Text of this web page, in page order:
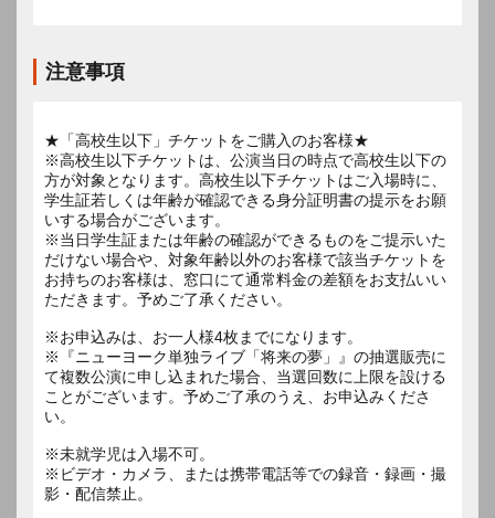
注意事項
★「高校生以下」チケットをご購入のお客様★
※高校生以下チケットは、公演当日の時点で高校生以下の
方が対象となります。高校生以下チケットはご入場時に、
学生証若しくは年齢が確認できる身分証明書の提示をお願
いする場合がございます。
※当日学生証または年齢の確認ができるものをご提示いた
だけない場合や、対象年齢以外のお客様で該当チケットを
お持ちのお客様は、窓口にて通常料金の差額をお支払いい
ただきます。予めご了承ください。
※お申込みは、お一人様4枚までになります。
※『ニューヨーク単独ライブ「将来の夢」』の抽選販売に
て複数公演に申し込まれた場合、当選回数に上限を設ける
ことがございます。予めご了承のうえ、お申込みくださ
い。
※未就学児は入場不可。
※ビデオ・カメラ、または携帯電話等での録音・録画・撮
影・配信禁止。